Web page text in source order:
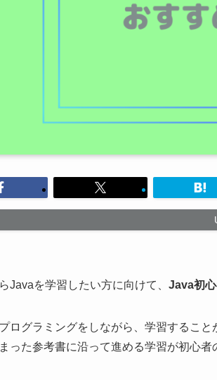
Javaを学習したい方に向けて、 Java初
ログラミングをしながら、学習するこ
った参考書に沿って進める学習が初心者